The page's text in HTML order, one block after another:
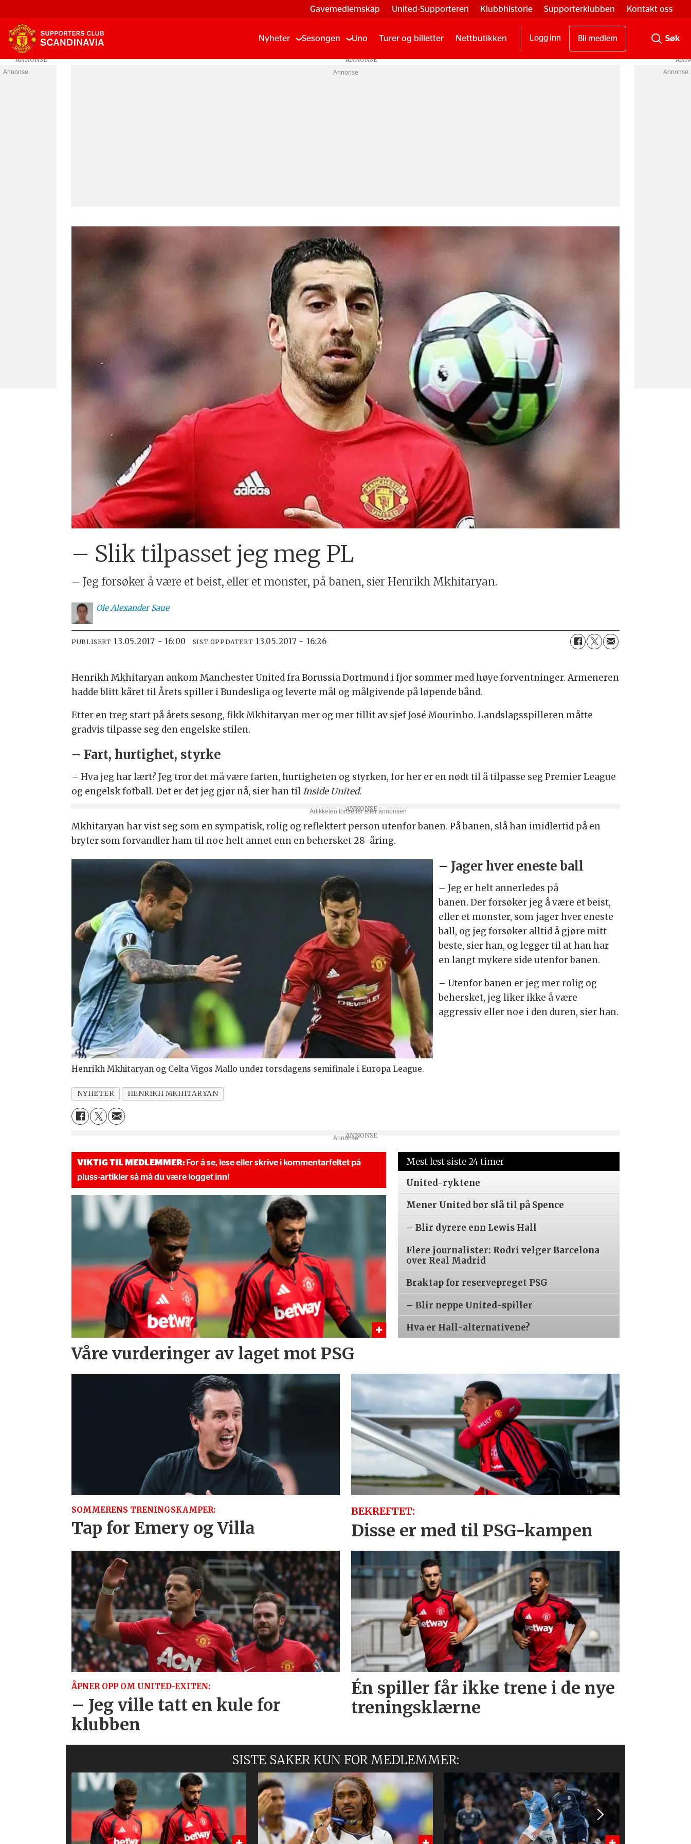
Gavemedlemskap United-Supporteren Klubbhistorie Supporterklubben Kontakt oss
Nyheter Sesongen Uno Turer og billetter Nettbutikken Logg inn Bli medlem
Annonse
– Slik tilpasset jeg meg PL
– Jeg forsøker å være et beist, eller et monster, på banen, sier Henrikh Mkhitaryan.
Ole Alexander Saue
PUBLISERT 13.05.2017 - 16:00 SIST OPPDATERT 13.05.2017 - 16:26
Henrikh Mkhitaryan ankom Manchester United fra Borussia Dortmund i fjor sommer med høye forventninger. Armeneren
hadde blitt kåret til Årets spiller i Bundesliga og leverte mål og målgivende på løpende bånd.
Etter en treg start på årets sesong, fikk Mkhitaryan mer og mer tillit av sjef José Mourinho. Landslagsspilleren måtte
gradvis tilpasse seg den engelske stilen.
– Fart, hurtighet, styrke
– Hva jeg har lært? Jeg tror det må være farten, hurtigheten og styrken, for her er en nødt til å tilpasse seg Premier League
og engelsk fotball. Det er det jeg gjør nå, sier han tilInside United.
Mkhitaryan har vist seg som en sympatisk, rolig og reflektert person utenfor banen. På banen, slå han imidlertid på en
bryter som forvandler ham til noe helt annet enn en behersket 28-åring.
Henrikh Mkhitaryan og Celta Vigos Mallo under torsdagens semifinale i Europa League.
– Jager hver eneste ball
– Jeg er helt annerledes på
banen. Derforsøker jeg å være et beist,
eller et monster, som jager hver eneste
ball, og jeg forsøker alltid å gjøre mitt
beste, sier han, og legger til at han har
en langt mykere side utenfor banen.
– Utenfor banen er jeg mer rolig og
behersket, jeg liker ikke å være
aggressiv eller noe i den duren, sier han.
NYHETER HENRIKH MKHITARYAN
Annonse
VIKTIG TIL MEDLEMMER: For å se, lese eller skrive i kommentarfeltet på
pluss-artikler så må du være logget inn!
Våre vurderinger av laget mot PSG
Mest lest siste 24 timer
United-ryktene
Mener United bør slå til på Spence
– Blir dyrere enn Lewis Hall
Flere journalister: Rodri velger Barcelona
over Real Madrid
Braktap for reservepreget PSG
– Blir neppe United-spiller
Hva er Hall-alternativene?
SOMMERENS TRENINGSKAMPER:
Tap for Emery og Villa
BEKREFTET:
Disse er med til PSG-kampen
ÅPNER OPP OM UNITED-EXITEN:
– Jeg ville tatt en kule for
klubben
Én spiller får ikke trene i de nye
treningsklærne
SISTE SAKER KUN FOR MEDLEMMER:
Annonse Annonse